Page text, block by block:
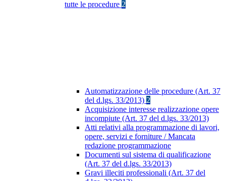
tutte le procedure 2
Automatizzazione delle procedure (Art. 37
del d.lgs. 33/2013) 2
Acquisizione interesse realizzazione opere
incompiute (Art. 37 del d.lgs. 33/2013)
Atti relativi alla programmazione di lavori,
opere, servizi e forniture / Mancata
redazione programmazione
Documenti sul sistema di qualificazione
(Art. 37 del d.lgs. 33/2013)
Gravi illeciti professionali (Art. 37 del